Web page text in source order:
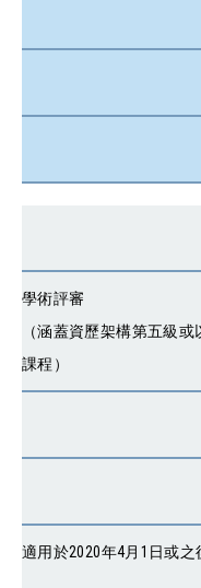
學術評審
（涵蓋資歷架構第五級
課程）
適用於2020年4月1日或之